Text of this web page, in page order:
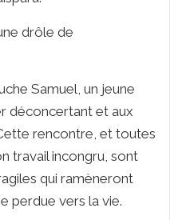
drôle de
Samuel, un jeune
déconcertant et aux
rencontre, et toutes
travail incongru, sont
qui ramèneront
perdue vers la vie.